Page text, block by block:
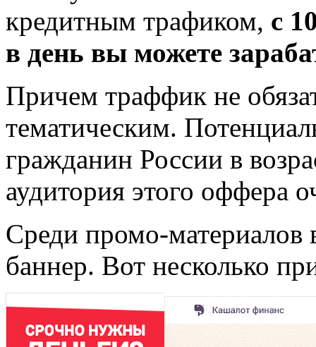
кредитным трафиком, с
в день вы можете
Причем траффик не
тематическим.
гражданин России в
аудитория этого оффера
Среди промо-
баннер. Вот несколько